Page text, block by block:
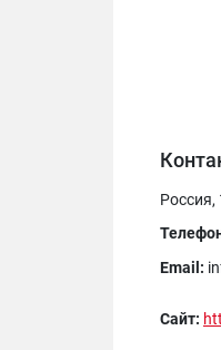
Россия,
Email:
Сайт: